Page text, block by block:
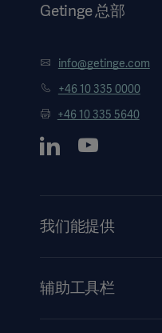
Getinge 总部
info@getinge.com
+46 10 335 0000
+46 10 335 5640
我们能提供
产品和解决方案
辅助工具栏